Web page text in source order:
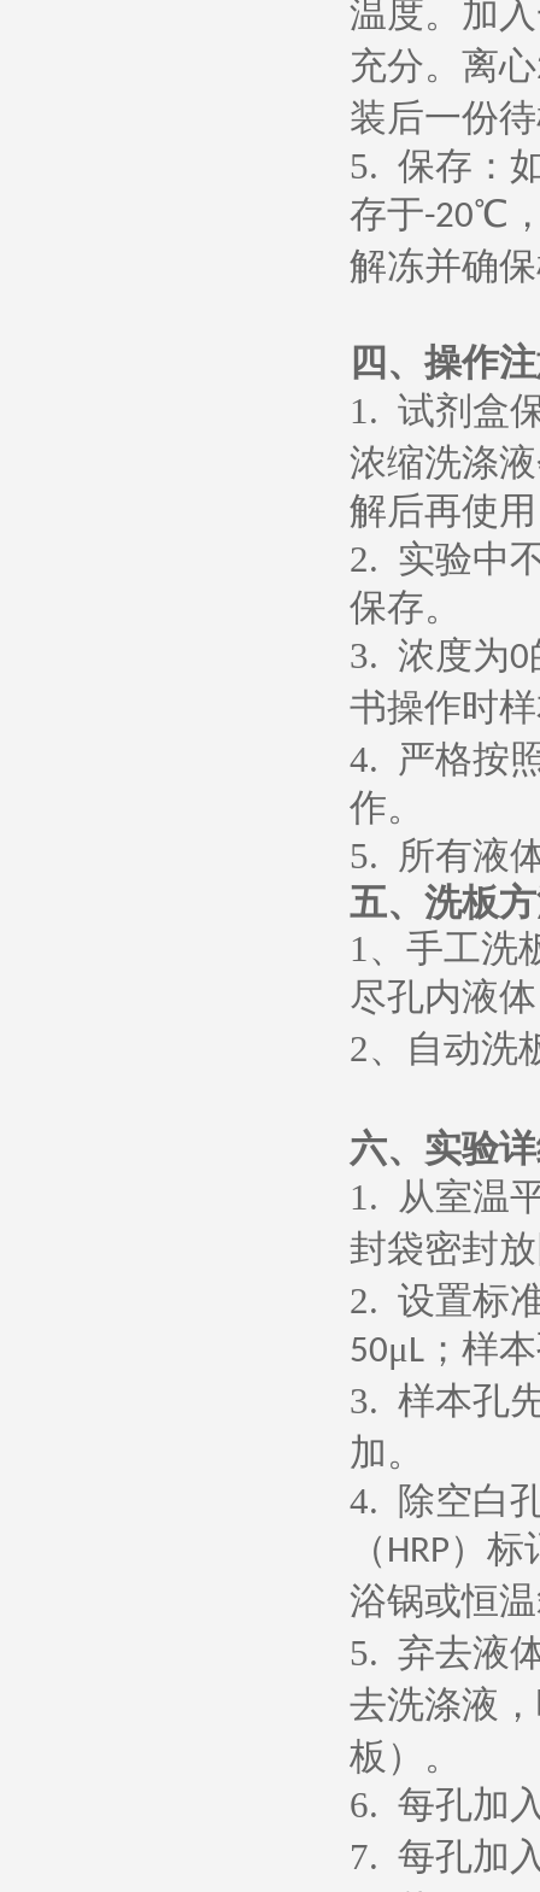
温度。加
充分。离心
装后一份
5. 保存：
存于-20℃
解冻并确
四、操作
1. 试剂盒
浓缩洗涤
解后再使
2. 实验中
保存。
3. 浓度为0
书操作时
4. 严格按
作。
5. 所有液
五、 洗板
1、 手工洗
尽孔内液
2、 自动洗
六、 实验
1. 从室温
封袋密封
2. 设置标
50μL ；样
3. 样本孔
加。
4. 除空白
（ HRP）标
浴锅或恒
5. 弃去液
去洗涤液
板）。
6. 每孔加
7. 每孔加